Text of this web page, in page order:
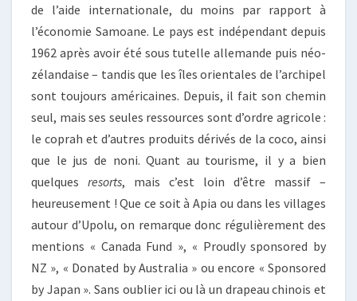
de l’aide internationale, du moins par rapport à
l’économie Samoane. Le pays est indépendant depuis
1962 après avoir été sous tutelle allemande puis néo-
zélandaise – tandis que les îles orientales de l’archipel
sont toujours américaines. Depuis, il fait son chemin
seul, mais ses seules ressources sont d’ordre agricole :
le coprah et d’autres produits dérivés de la coco, ainsi
que le jus de noni. Quant au tourisme, il y a bien
quelques resorts, mais c’est loin d’être massif –
heureusement ! Que ce soit à Apia ou dans les villages
autour d’Upolu, on remarque donc régulièrement des
mentions « Canada Fund », « Proudly sponsored by
NZ », « Donated by Australia » ou encore « Sponsored
by Japan ». Sans oublier ici ou là un drapeau chinois et